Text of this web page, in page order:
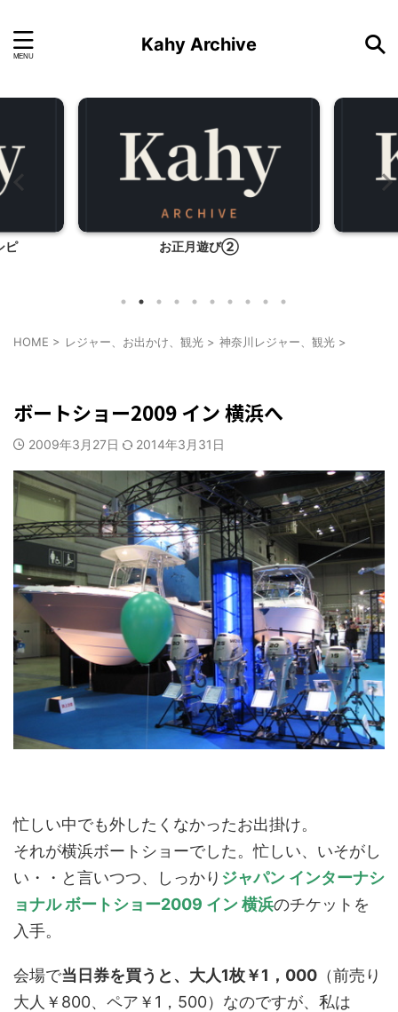
Kahy Archive
おひとりスタバー
HOME > レジャー、お出かけ、観光 > 神奈川レジャー、観光 >
ボートショー2009 イン 横浜へ
2009年3月27日 2014年3月31日
忙しい中でも外したくなかったお出掛け。
それが横浜ボートショーでした。忙しい、いそがし
い・・と言いつつ、しっかり ジャパン インターナシ
ョナル ボートショー2009 イン 横浜のチケットを
入手。
会場で当日券を買うと、大人1枚￥1，000 （前売り
大人￥800、ペア￥1，500）なのですが、私は